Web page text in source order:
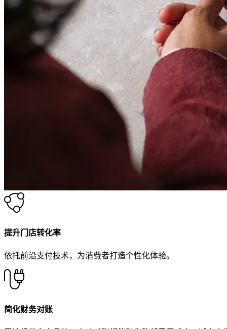
提升门店转化率
依托前沿支付技术，为消费者打造个性化体验。
简化财务对账